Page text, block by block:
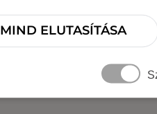
MIND ELUTASÍTÁSA